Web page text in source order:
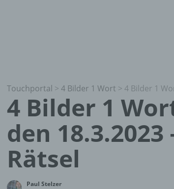
Touchportal > 4 Bilder 1 Wort > 4 Bilder 1
4 Bilder 1
den 18.3.2023
Rätsel
Paul Stelzer